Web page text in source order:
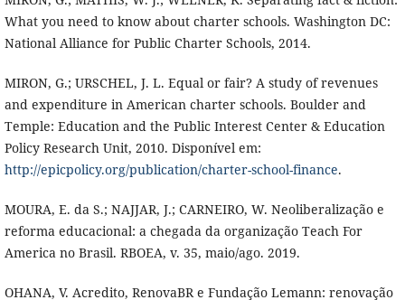
What you need to know about charter schools. Washington DC:
National Alliance for Public Charter Schools, 2014.
MIRON, G.; URSCHEL, J. L. Equal or fair? A study of revenues
and expenditure in American charter schools. Boulder and
Temple: Education and the Public Interest Center & Education
Policy Research Unit, 2010. Disponível em:
http://epicpolicy.org/publication/charter-school-finance.
MOURA, E. da S.; NAJJAR, J.; CARNEIRO, W. Neoliberalização e
reforma educacional: a chegada da organização Teach For
America no Brasil. RBOEA, v. 35, maio/ago. 2019.
OHANA, V. Acredito, RenovaBR e Fundação Lemann: renovação